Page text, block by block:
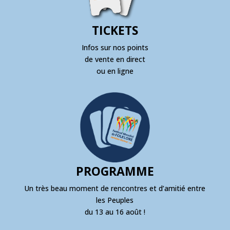
TICKETS
Infos sur nos points
de vente en direct
ou en ligne
PROGRAMME
Un très beau moment de rencontres et d’amitié entre
les Peuples
du 13 au 16 août !